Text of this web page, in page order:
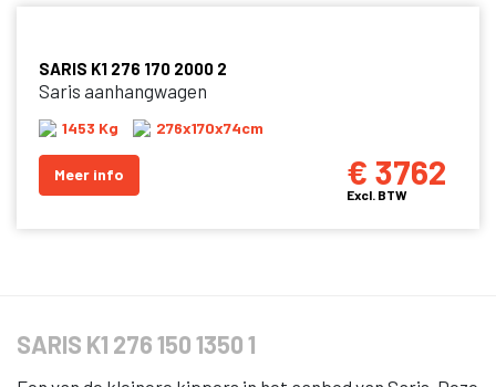
SARIS K1 276 170 2000 2
Saris aanhangwagen
1453 Kg 276x170x74cm
€ 3762
Excl. BTW
Meer info
SARIS K1 276 150 1350 1